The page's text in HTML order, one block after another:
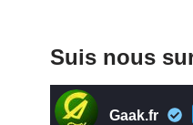
Suis nous
Gaak.fr